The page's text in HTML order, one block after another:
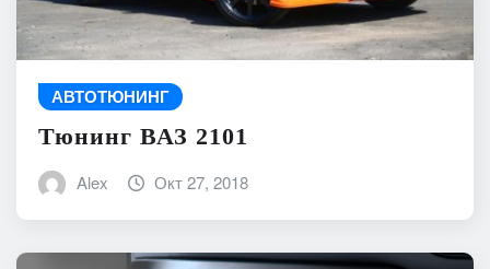
АВТОТЮНИНГ
Тюнинг ВАЗ 2101
Alex Окт 27, 2018